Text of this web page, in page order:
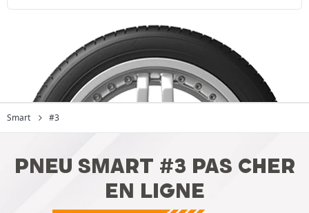
Smart #3
PNEU SMART #3 PAS CHER
EN LIGNE